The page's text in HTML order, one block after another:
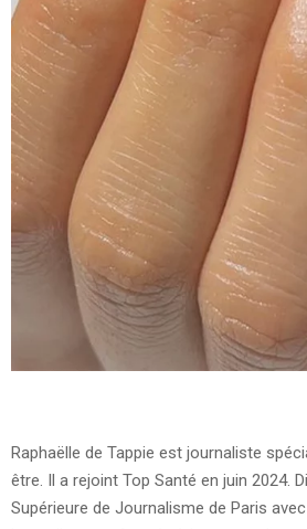
Raphaëlle de Tappie est journaliste
être. Il a rejoint Top Santé en juin 2024.
Supérieure de Journalisme de Paris